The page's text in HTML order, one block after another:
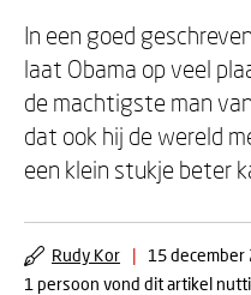
In een goed
laat Obama op veel
de machtigste man
dat ook hij de wereld
een klein stukje beter
Rudy Kor | 15 december
1 persoon vond dit artikel